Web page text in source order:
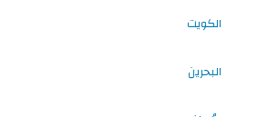
الكويت
البحرين